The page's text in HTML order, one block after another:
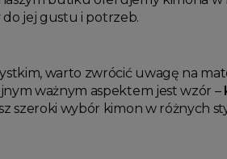
do jej gustu i potrzeb.
warto zwrócić uwagę na
ważnym aspektem jest wzór –
szeroki wybór kimon w różnych